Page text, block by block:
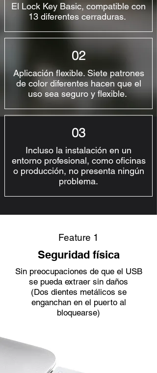
El Lock Key Basic, compatible con
13 diferentes cerraduras.
02
Aplicación flexible. Siete patrones
de color diferentes hacen que el
uso sea seguro y flexible.
03
Incluso la instalación en un
entorno profesional, como oficinas
o producción, no presenta ningún
problema.
Feature 1
Seguridad física
Sin preocupaciones de que el USB
se pueda extraer sin daños
(Dos dientes metálicos se
enganchan en el puerto al
bloquearse)